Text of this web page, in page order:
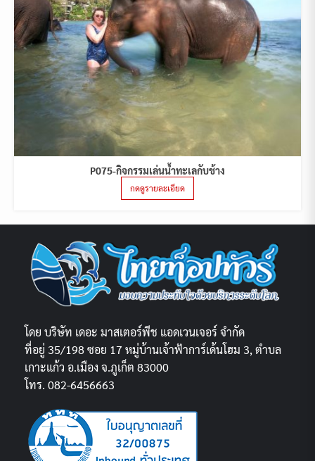
P075-กิจกรรมเล่นน้ำทะเลกับช้าง
กดดูรายละเอียด
โดย บริษัท เดอะ มาสเตอร์พีช แอดเวนเจอร์ จำกัด
ที่อยู่ 35/198 ซอย 17 หมู่บ้านเจ้าฟ้าการ์เด้นโฮม 3, ตำบล
เกาะแก้ว อ.เมือง จ.ภูเก็ต 83000
โทร. 082-6456663